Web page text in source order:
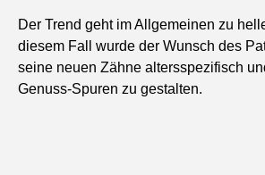
Der Trend geht im Allgemeinen zu
diesem Fall wurde der Wunsch des
seine neuen Zähne altersspezifisch
Genuss-Spuren zu gestalten.